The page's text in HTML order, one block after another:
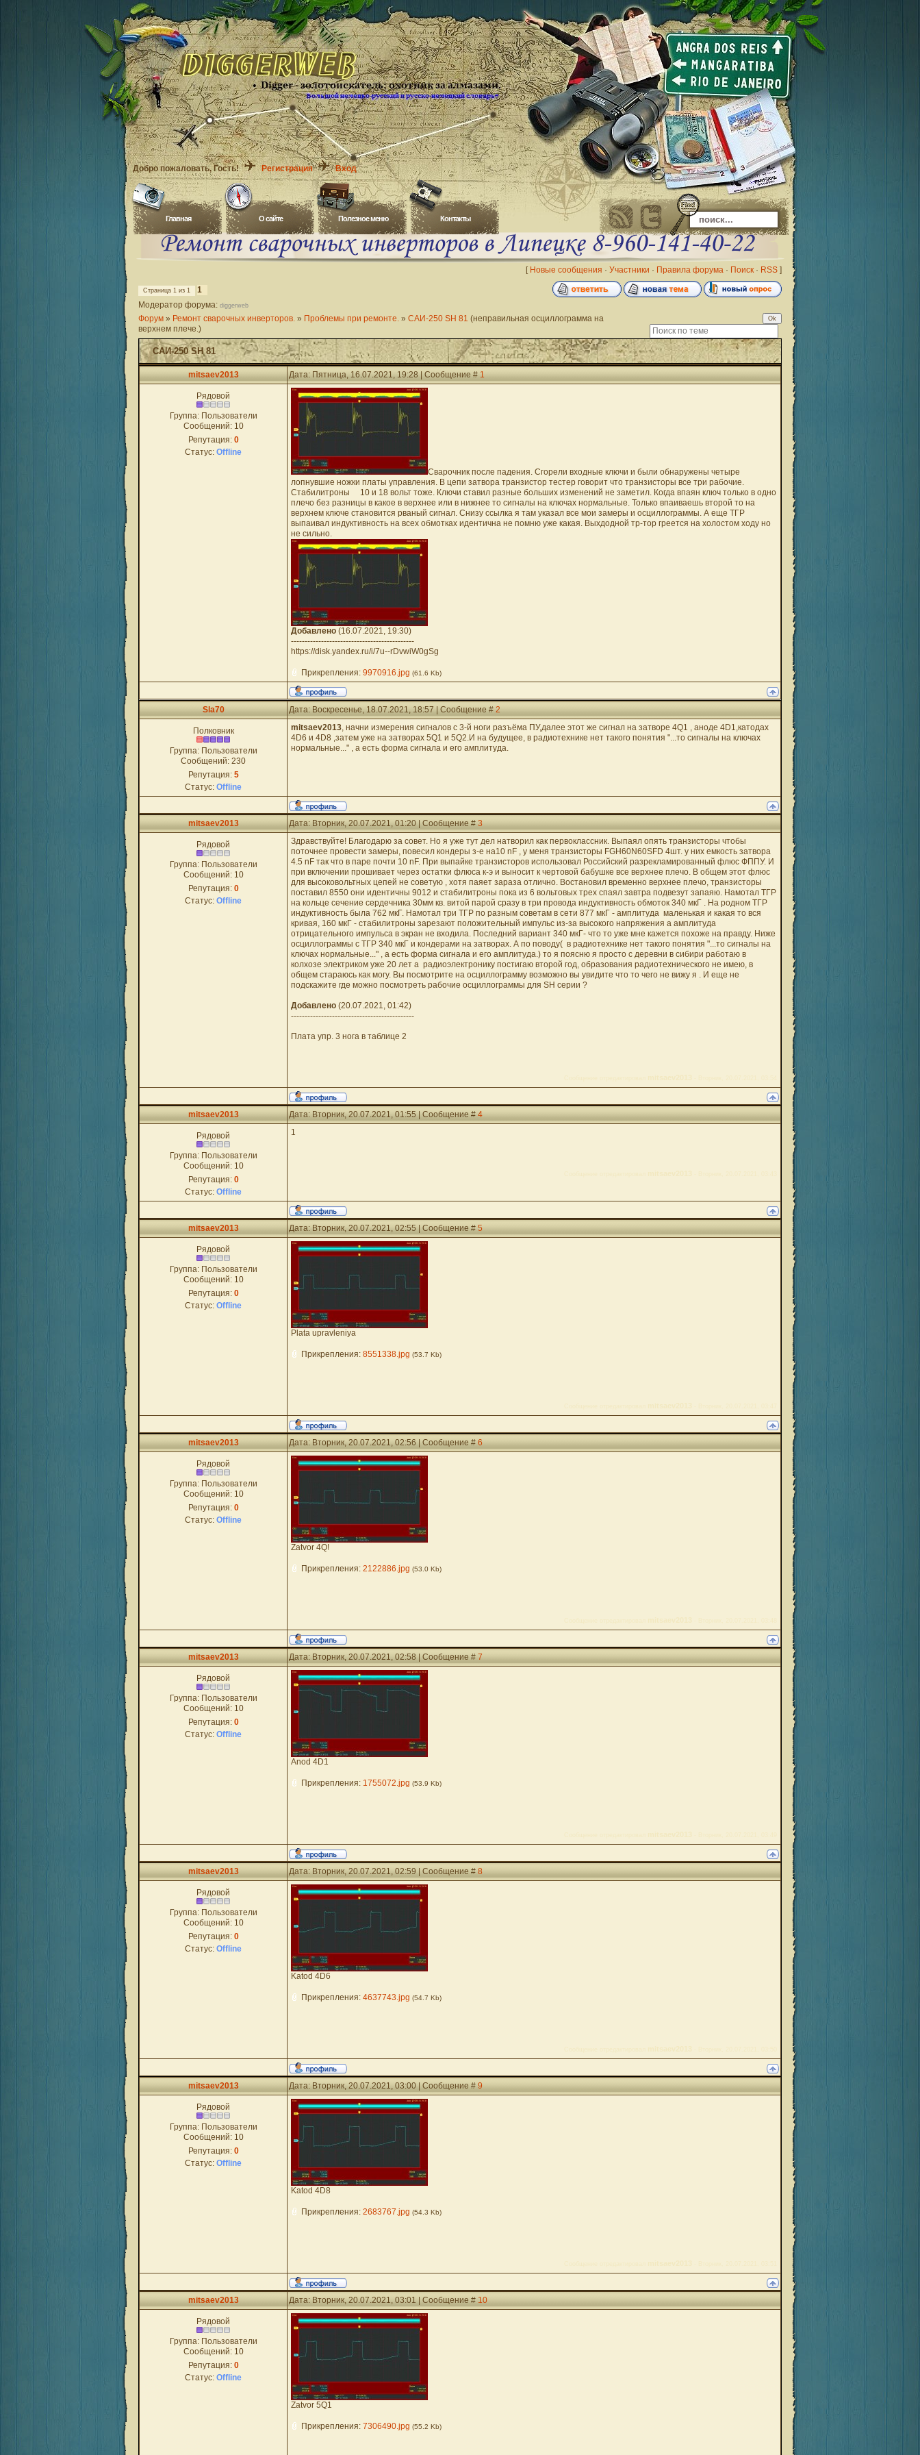
Добро пожаловать, Гость! Регистрация Вход
Главная O сайте Полезное меню Контакты
[ Новые сообщения · Участники · Правила форума · Поиск · RSS ]
Страница 1 из 1
1
Модератор форума: diggerweb
Форум » Ремонт сварочных инверторов. » Проблемы при ремонте. » САИ-250 SH 81 (неправильная осциллограмма на
верхнем плече.)
САИ-250 SH 81
mitsaev2013 Дата: Пятница, 16.07.2021, 19:28 | Сообщение #1
Рядовой
Группа: Пользователи
Сообщений: 10
Репутация: 0
Статус: Offline
Сварочник после падения. Сгорели входные ключи и были обнаружены четыре
лопнувшие ножки платы управления. В цепи затвора транзистор тестер говорит что транзисторы все три рабочие.
Стабилитроны 10 и 18 вольт тоже. Ключи ставил разные больших изменений не заметил. Когда впаян ключ только в одно
плечо без разницы в какое в верхнее или в нижнее то сигналы на ключах нормальные. Только впаиваешь второй то на
верхнем ключе становится рваный сигнал. Снизу ссылка я там указал все мои замеры и осциллограммы. А еще ТГР
выпаивал индуктивность на всех обмотках идентична не помню уже какая. Выхдодной тр-тор греется на холостом ходу но
не сильно.
Добавлено (16.07.2021, 19:30)
---------------------------------------------
https://disk.yandex.ru/i/7u--rDvwiW0gSg
Прикрепления: 9970916.jpg (61.6 Kb)
Sla70 Дата: Воскресенье, 18.07.2021, 18:57 | Сообщение #2
Полковник
Группа: Пользователи
Сообщений: 230
Репутация: 5
Статус: Offline
mitsaev2013, начни измерения сигналов с 3-й ноги разъёма ПУ,далее этот же сигнал на затворе 4Q1 , аноде 4D1,катодах
4D6 и 4D8 ,затем уже на затворах 5Q1 и 5Q2.И на будущее, в радиотехнике нет такого понятия "...то сигналы на ключах
нормальные..." , а есть форма сигнала и его амплитуда.
mitsaev2013 Дата: Вторник, 20.07.2021, 01:20 | Сообщение #3
Рядовой
Группа: Пользователи
Сообщений: 10
Репутация: 0
Статус: Offline
Здравствуйте! Благодарю за совет. Но я уже тут дел натворил как первоклассник. Выпаял опять транзисторы чтобы
поточнее провести замеры, повесил кондеры з-е на10 nF , у меня транзисторы FGH60N60SFD 4шт. у них емкость затвора
4.5 nF так что в паре почти 10 nF. При выпайке транзисторов использовал Российский разрекламированный флюс ФППУ. И
при включении прошивает через остатки флюса к-э и выносит к чертовой бабушке все верхнее плечо. В общем этот флюс
для высоковольтных цепей не советую , хотя паяет зараза отлично. Востановил временно верхнее плечо, транзисторы
поставил 8550 они идентичны 9012 и стабилитроны пока из 6 вольтовых трех спаял завтра подвезут запаяю. Намотал ТГР
на кольце сечение сердечника 30мм кв. витой парой сразу в три провода индуктивность обмоток 340 мкГ . На родном ТГР
индуктивность была 762 мкГ. Намотал три ТГР по разным советам в сети 877 мкГ - амплитуда маленькая и какая то вся
кривая, 160 мкГ - стабилитроны зарезают положительный импульс из-за высокого напряжения а амплитуда
отрицательного импульса в экран не входила. Последний вариант 340 мкГ- что то уже мне кажется похоже на правду. Ниже
осциллограммы с ТГР 340 мкГ и кондерами на затворах. А по поводу( в радиотехнике нет такого понятия "...то сигналы на
ключах нормальные..." , а есть форма сигнала и его амплитуда.) то я поясню я просто с деревни в сибири работаю в
колхозе электриком уже 20 лет а радиоэлектронику постигаю второй год, образования радиотехнического не имею, в
общем стараюсь как могу. Вы посмотрите на осциллограмму возможно вы увидите что то чего не вижу я . И еще не
подскажите где можно посмотреть рабочие осциллограммы для SH серии ?
Добавлено (20.07.2021, 01:42)
---------------------------------------------
Плата упр. 3 нога в таблице 2
mitsaev2013 Дата: Вторник, 20.07.2021, 01:55 | Сообщение #4
Рядовой
Группа: Пользователи
Сообщений: 10
Репутация: 0
Статус: Offline
1
mitsaev2013 Дата: Вторник, 20.07.2021, 02:55 | Сообщение #5
Рядовой
Группа: Пользователи
Сообщений: 10
Репутация: 0
Статус: Offline
Plata upravleniya
Прикрепления: 8551338.jpg (53.7 Kb)
mitsaev2013 Дата: Вторник, 20.07.2021, 02:56 | Сообщение #6
Рядовой
Группа: Пользователи
Сообщений: 10
Репутация: 0
Статус: Offline
Zatvor 4Q!
Прикрепления: 2122886.jpg (53.0 Kb)
mitsaev2013 Дата: Вторник, 20.07.2021, 02:58 | Сообщение #7
Рядовой
Группа: Пользователи
Сообщений: 10
Репутация: 0
Статус: Offline
Anod 4D1
Прикрепления: 1755072.jpg (53.9 Kb)
mitsaev2013 Дата: Вторник, 20.07.2021, 02:59 | Сообщение #8
Рядовой
Группа: Пользователи
Сообщений: 10
Репутация: 0
Статус: Offline
Katod 4D6
Прикрепления: 4637743.jpg (54.7 Kb)
mitsaev2013 Дата: Вторник, 20.07.2021, 03:00 | Сообщение #9
Рядовой
Группа: Пользователи
Сообщений: 10
Репутация: 0
Статус: Offline
Katod 4D8
Прикрепления: 2683767.jpg (54.3 Kb)
mitsaev2013 Дата: Вторник, 20.07.2021, 03:01 | Сообщение #10
Рядовой
Группа: Пользователи
Сообщений: 10
Репутация: 0
Статус: Offline
Zatvor 5Q1
Прикрепления: 7306490.jpg (55.2 Kb)